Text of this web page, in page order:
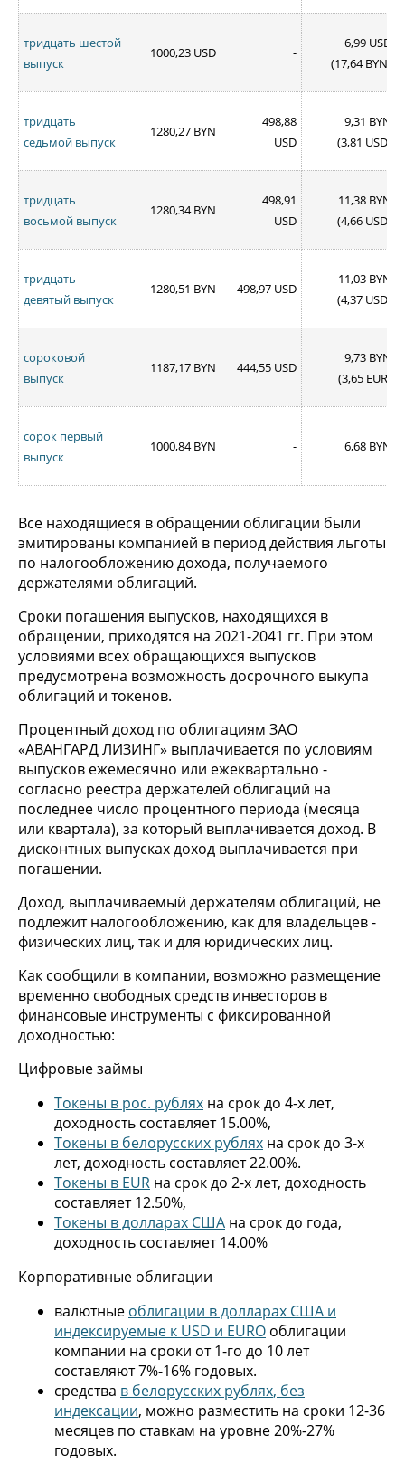
тридцать шестой
выпуск
1000,23 USD -
6,99 USD
(17,64 BYN)
тридцать
седьмой выпуск
1280,27 BYN
498,88
USD
9,31 BYN
(3,81 USD)
тридцать
восьмой выпуск
1280,34 BYN
498,91
USD
11,38 BYN
(4,66 USD)
тридцать
девятый выпуск
1280,51 BYN 498,97 USD
11,03 BYN
(4,37 USD)
сороковой
выпуск
1187,17 BYN 444,55 USD
9,73 BYN
(3,65 EUR)
сорок первый
выпуск
1000,84 BYN - 6,68 BYN
Все находящиеся в обращении облигации были
эмитированы компанией в период действия льготы
по налогообложению дохода, получаемого
держателями облигаций.
Сроки погашения выпусков, находящихся в
обращении, приходятся на 2021-2041 гг. При этом
условиями всех обращающихся выпусков
предусмотрена возможность досрочного выкупа
облигаций и токенов.
Процентный доход по облигациям ЗАО
«АВАНГАРД ЛИЗИНГ» выплачивается по условиям
выпусков ежемесячно или ежеквартально -
согласно реестра держателей облигаций на
последнее число процентного периода (месяца
или квартала), за который выплачивается доход. В
дисконтных выпусках доход выплачивается при
погашении.
Доход, выплачиваемый держателям облигаций, не
подлежит налогообложению, как для владельцев -
физических лиц, так и для юридических лиц.
Как сообщили в компании, возможно размещение
временно свободных средств инвесторов в
финансовые инструменты с фиксированной
доходностью:
Цифровые займы
Токены в рос. рублях на срок до 4-х лет,
доходность составляет 15.00%,
Токены в белорусских рублях на срок до 3-х
лет, доходность составляет 22.00%.
Токены в EUR на срок до 2-х лет, доходность
составляет 12.50%,
Токены в долларах США на срок до года,
доходность составляет 14.00%
Корпоративные облигации
валютные облигации в долларах США и
индексируемые к USD и EURO облигации
компании на сроки от 1-го до 10 лет
составляют 7%-16% годовых.
средства в белорусских рублях, без
индексации, можно разместить на сроки 12-36
месяцев по ставкам на уровне 20%-27%
годовых.